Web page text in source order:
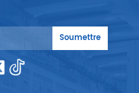
Soumettre